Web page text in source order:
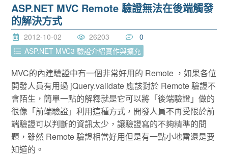
ASP.NET MVC Remote 驗證無法在後端觸發
的解決方式
2012-10-02 26203
0
ASP.NET MVC3 驗證介紹實作與擴充
MVC的內建驗證中有一個非常好用的 Remote ，如果各位
開發人員有用過 jQuery.validate 應該對於 Remote 驗證不
會陌生，簡單一點的解釋就是它可以將「後端驗證」做的
很像「前端驗證」利用這種方式，開發人員不再受限於前
端驗證可以判斷的資訊太少，讓驗證寫的不夠精準的問
題，雖然 Remote 驗證相當好用但是有一點小地雷還是要
知道的。